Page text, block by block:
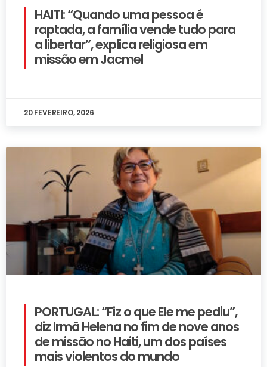
HAITI: “Quando uma pessoa é
raptada, a família vende tudo para
a libertar”, explica religiosa em
missão em Jacmel
20 FEVEREIRO, 2026
PORTUGAL: “Fiz o que Ele me pediu”,
diz Irmã Helena no fim de nove anos
de missão no Haiti, um dos países
mais violentos do mundo